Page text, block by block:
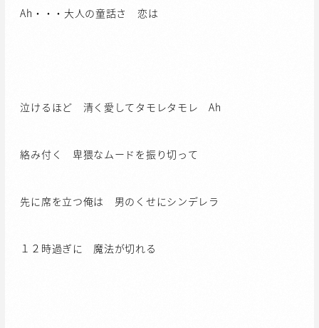
Ah・・・大人の童話さ 恋は
泣けるほど 清く愛してタモレタモレ Ah
絡み付く 卑猥なムードを振り切って
先に席を立つ俺は 男のくせにシンデレラ
１２時過ぎに 魔法が切れる